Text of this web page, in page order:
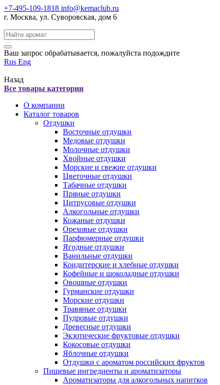
+7-495-109-1818 info@kemaclub.ru
г. Москва, ул. Суворовская, дом 6
Поиск:
Ваш запрос обрабатывается, пожалуйста подождите
Rus Eng
Назад
Все товары категории
О компании
Каталог товаров
Отдушки
Восточные отдушки
Медовые отдушки
Молочные отдушки
Хвойные отдушки
Морские и свежие отдушки
Цветочные отдушки
Табачные отдушки
Пряные отдушки
Цитрусовые отдушки
Алкогольные отдушки
Кожаные отдушки
Ореховые отдушки
Парфюмерные отдушки
Ягодные отдушки
Ванильные отдушки
Кондитерские и хлебные отдушки
Кофейные и шоколадные отдушки
Овощные отдушки
Гурманские отдушки
Морские отдушки
Травяные отдушки
Пудровые отдушки
Древесные отдушки
Экзотические фруктовые отдушки
Кокосовые отдушки
Яблочные отдушки
Отдушки с ароматом российских фруктов
Пищевые ингредиенты и ароматизаторы
Ароматизаторы для алкогольных напитков